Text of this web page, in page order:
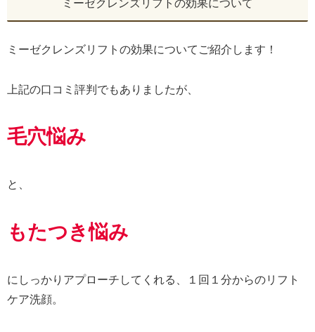
ミーゼクレンズリフトの効果について
ミーゼクレンズリフトの効果についてご紹介します！
上記の口コミ評判でもありましたが、
毛穴悩み
と、
もたつき悩み
にしっかりアプローチしてくれる、１回１分からのリフト
ケア洗顔。